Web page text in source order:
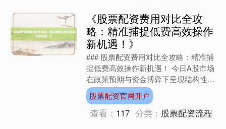
《股票配资费用对比全攻
略：精准捕捉低费高效操作
新机遇！》
### 股票配资费用对比全攻略：精准捕
捉低费高效操作新机遇！ 今日A股市场
在政策预期与资金博弈下呈现结构性分
化，新能源产业链与半导体板块强势领
涨，而传统消费板块....
股票配资官网开户
查看： 117 分类： 股票配资流程